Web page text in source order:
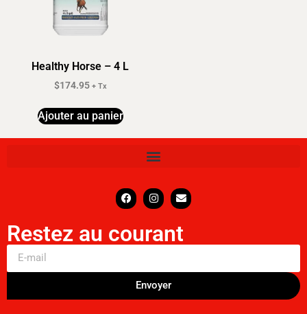
Healthy Horse – 4 L
$174.95 + Tx
Ajouter au panier
Restez au courant
Envoyer